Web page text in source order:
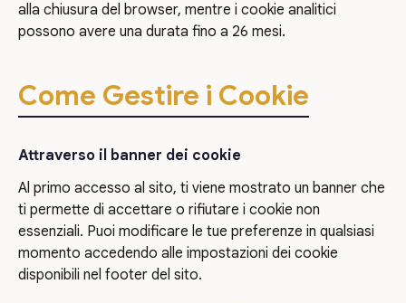
alla chiusura del browser, mentre i cookie analitici
possono avere una durata fino a 26 mesi.
Come Gestire i Cookie
Attraverso il banner dei cookie
Al primo accesso al sito, ti viene mostrato un banner che
ti permette di accettare o rifiutare i cookie non
essenziali. Puoi modificare le tue preferenze in qualsiasi
momento accedendo alle impostazioni dei cookie
disponibili nel footer del sito.